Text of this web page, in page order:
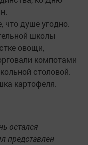
что душе угодно.
школы
овощи,
компотами
столовой.
картофеля.
остался
представлен